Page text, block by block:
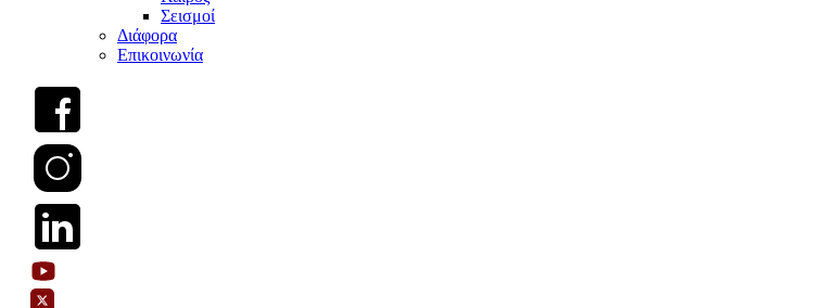
Σεισμοί
Διάφορα
Επικοινωνία